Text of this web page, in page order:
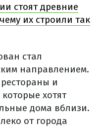
стоят древние
их строили так
стал
направлением.
и
хотят
дома вблизи.
от города